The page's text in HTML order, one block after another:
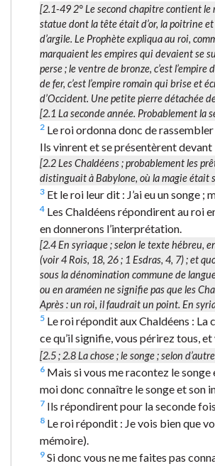
[2.1-49 2° Le second chapitre contient le
statue dont la tête était d’or, la poitrine et
d’argile. Le Prophète expliqua au roi,
marquaient les empires qui devaient se
perse ; le ventre de bronze, c’est
de fer, c’est l’empire romain qui brise et
d’Occident. Une petite pierre détachée
[2.1 La seconde année. Probablement la
2 Le roi ordonna donc de rassembler
Ils vinrent et se présentèrent devant
[2.2Les Chaldéens; probablement les
distinguait à Babylone, où la magie était
3 Et le roi leur dit : J’ai eu un songe ;
4 Les Chaldéens répondirent au roi
en donnerons l’interprétation.
[2.4En syriaque; selon le texte hébreu,
(voir 4 Rois, 18, 26 ; 1 Esdras, 4, 7) ; et
sous la dénomination commune de
ou en araméen ne signifie pas que les
Après :un roi, il faudrait un point. En
5 Le roi répondit aux Chaldéens : La
ce qu’il signifie, vous périrez tous,
[2.5 ; 2.8La chose; le songe ; selon
6 Mais si vous me racontez le songe
moi donc connaître le songe et son
7 Ils répondirent pour la seconde
8 Le roi répondit : Je vois bien que
mémoire).
9 Si donc vous ne me faites pas